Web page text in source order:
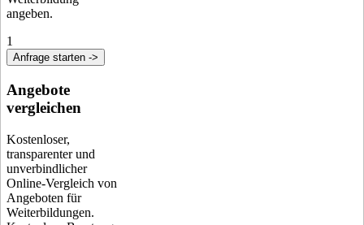
angeben.
1
Anfrage starten ->
Angebote
vergleichen
Kostenloser,
transparenter und
unverbindlicher
Online-Vergleich von
Angeboten für
Weiterbildungen.